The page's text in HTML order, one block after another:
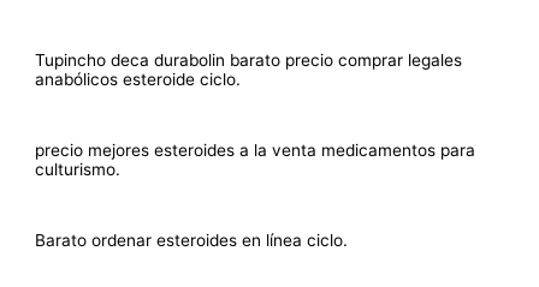
Tupincho deca durabolin barato precio comprar legales
anabólicos esteroide ciclo.
precio mejores esteroides a la venta medicamentos para
culturismo.
Barato ordenar esteroides en línea ciclo.